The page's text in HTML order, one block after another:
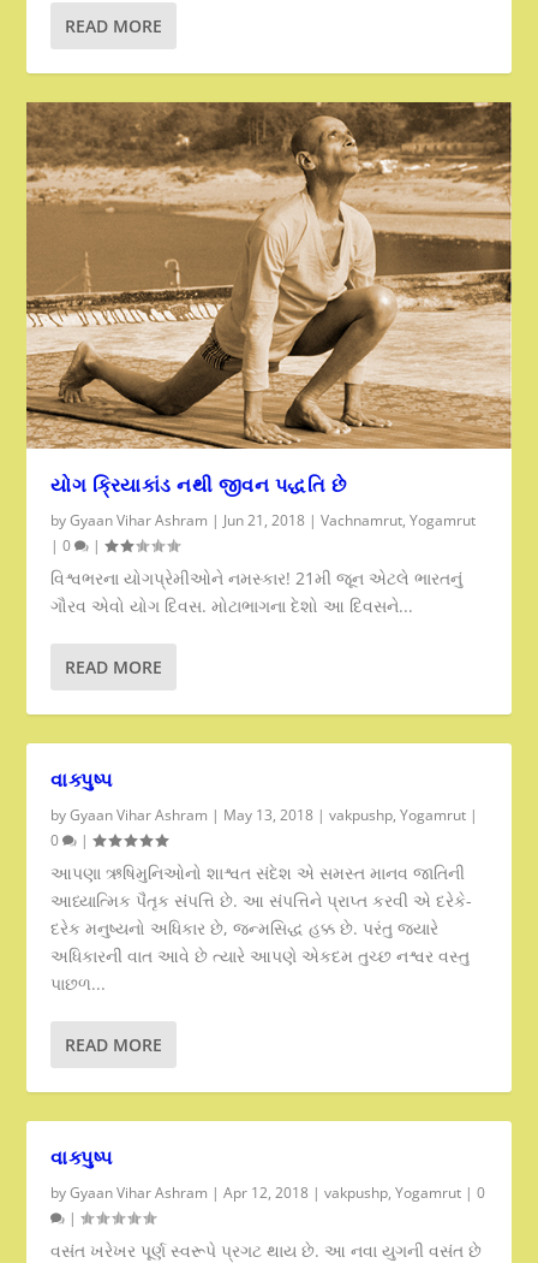
READ MORE
યોગ ક્રિયાકાંડ નથી જીવન પદ્ધતિ છે
byGyaan Vihar Ashram | Jun 21, 2018 |Vachnamrut,Yogamrut
|0 |
વિશ્વભરના યોગપ્રેમીઓને નમસ્કાર! 21મી જૂન એટલે ભારતનું
ગૌરવ એવો યોગ દિવસ. મોટાભાગના દેશો આ દિવસને...
READ MORE
વાક્પુષ્પ
byGyaan Vihar Ashram | May 13, 2018 |vakpushp,Yogamrut |
0
|
આપણા ઋષિમુનિઓનો શાશ્વત સંદેશ એ સમસ્ત માનવ જાતિની
આધ્યાત્મિક પૈતૃક સંપત્તિ છે. આ સંપત્તિને પ્રાપ્ત કરવી એ દરેકે-
દરેક મનુષ્યનો અધિકાર છે, જન્મસિદ્ધ હક્ક છે. પરંતુ જ્યારે
અધિકારની વાત આવે છે ત્યારે આપણે એકદમ તુચ્છ નશ્વર વસ્તુ
પાછળ...
READ MORE
વાક્પુષ્પ
byGyaan Vihar Ashram |Apr 12, 2018 |vakpushp,Yogamrut |0
|
વસંત ખરેખર પૂર્ણ સ્વરૂપે પ્રગટ થાય છે. આ નવા યુગની વસંત છે